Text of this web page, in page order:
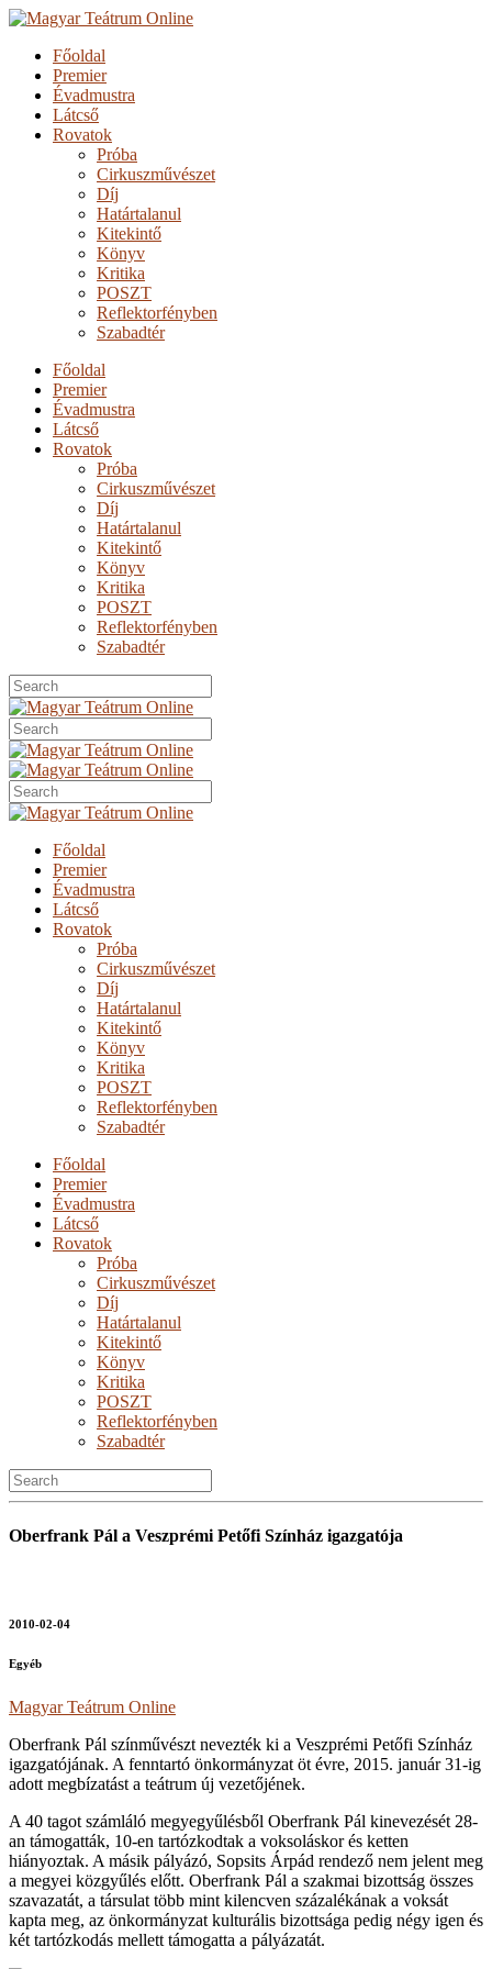
Főoldal
Premier
Évadmustra
Látcső
Rovatok
Próba
Cirkuszművészet
Díj
Határtalanul
Kitekintő
Könyv
Kritika
POSZT
Reflektorfényben
Szabadtér
Főoldal
Premier
Évadmustra
Látcső
Rovatok
Próba
Cirkuszművészet
Díj
Határtalanul
Kitekintő
Könyv
Kritika
POSZT
Reflektorfényben
Szabadtér
Főoldal
Premier
Évadmustra
Látcső
Rovatok
Próba
Cirkuszművészet
Díj
Határtalanul
Kitekintő
Könyv
Kritika
POSZT
Reflektorfényben
Szabadtér
Főoldal
Premier
Évadmustra
Látcső
Rovatok
Próba
Cirkuszművészet
Díj
Határtalanul
Kitekintő
Könyv
Kritika
POSZT
Reflektorfényben
Szabadtér
Oberfrank Pál a Veszprémi Petőfi Színház igazgatója
2010-02-04
Egyéb
Magyar Teátrum Online
Oberfrank Pál színművészt nevezték ki a Veszprémi Petőfi Színház
igazgatójának. A fenntartó önkormányzat öt évre, 2015. január 31-ig
adott megbízatást a teátrum új vezetőjének.
A 40 tagot számláló megyegyűlésből Oberfrank Pál kinevezését 28-
an támogatták, 10-en tartózkodtak a voksoláskor és ketten
hiányoztak. A másik pályázó, Sopsits Árpád rendező nem jelent meg
a megyei közgyűlés előtt. Oberfrank Pál a szakmai bizottság összes
szavazatát, a társulat több mint kilencven százalékának a voksát
kapta meg, az önkormányzat kulturális bizottsága pedig négy igen és
két tartózkodás mellett támogatta a pályázatát.